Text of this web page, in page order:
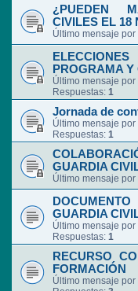
¿PUEDEN
CIVILES EL 18
Último mensaje por
PROGRAMA
Último mensaje por
Respuestas: 1
Jornada de
Último mensaje por
Respuestas: 1
GUARDIA
Último mensaje por
GUARDIA
Último mensaje por
Respuestas: 1
RECURSO
FORMACIÓN
Último mensaje por